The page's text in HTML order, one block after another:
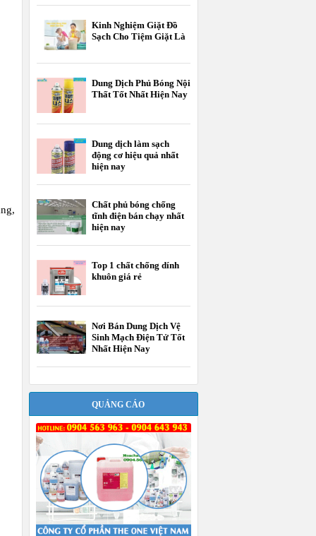
Kinh Nghiệm Giặt Đồ
Sạch Cho Tiệm Giặt Là
Dung Dịch Phủ Bóng Nội
Thất Tốt Nhất Hiện Nay
Dung dịch làm sạch
động cơ hiệu quả nhất
hiện nay
Chất phủ bóng chống
tĩnh điện bán chạy nhất
hiện nay
Top 1 chất chống dính
khuôn giá rẻ
Nơi Bán Dung Dịch Vệ
Sinh Mạch Điện Tử Tốt
Nhất Hiện Nay
QUẢNG CÁO